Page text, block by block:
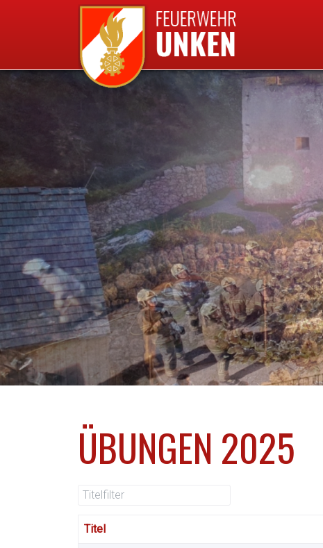
ÜBUNGEN 2025
Titelfilter
Titel